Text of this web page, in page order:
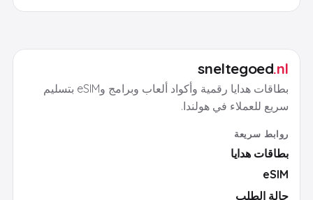
sneltegoed.nl
بطاقات هدايا رقمية وأكواد ألعاب وبرامج وeSIM بتسليم
سريع للعملاء في هولندا.
روابط سريعة
بطاقات هدايا
eSIM
حالة الطلب